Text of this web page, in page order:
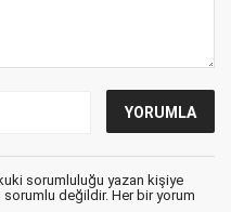
sorumluluğu yazan kişiye
sorumlu değildir. Her bir yorum